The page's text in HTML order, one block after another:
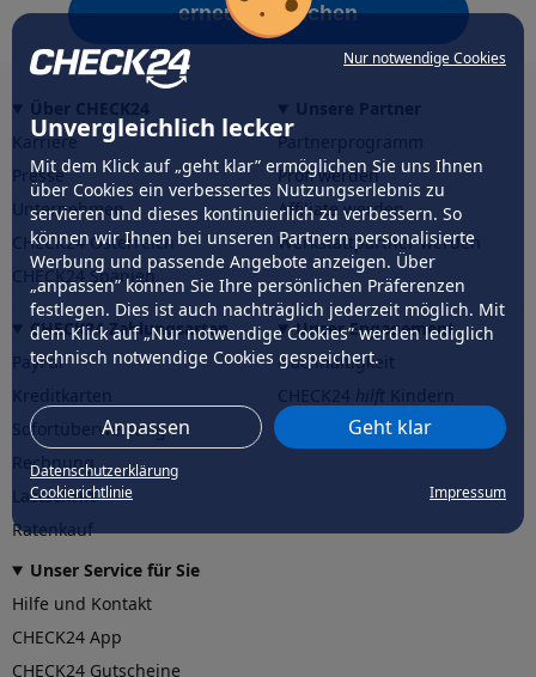
Nur notwendige Cookies
Unvergleichlich lecker
Mit dem Klick auf „geht klar” ermöglichen Sie uns Ihnen
über Cookies ein verbessertes Nutzungserlebnis zu
servieren und dieses kontinuierlich zu verbessern. So
können wir Ihnen bei unseren Partnern personalisierte
Werbung und passende Angebote anzeigen. Über
„anpassen” können Sie Ihre persönlichen Präferenzen
festlegen. Dies ist auch nachträglich jederzeit möglich. Mit
dem Klick auf „Nur notwendige Cookies” werden lediglich
technisch notwendige Cookies gespeichert.
Anpassen Geht klar
Datenschutzerklärung
Cookierichtlinie
Impressum
erneut versuchen
Karriere
Presse
Unternehmen
CHECK24 Österreich
CHECK24 Spanien
Partnerprogramm
Profi werden
Affiliate werden
Werkstattpartner werden
CHECK24 Zahlungsarten
PayPal
Sofortüberweisung
Rechnung
Lastschrift
Ratenkauf
Unser Engagement
Nachhaltigkeit
CHECK24hilftder Natur
Unser Service für Sie
Hilfe und Kontakt
CHECK24 App
CHECK24 Gutscheine